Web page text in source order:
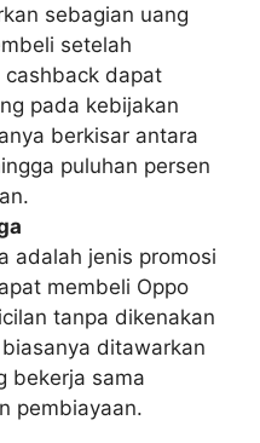
sebagian uang
setelah
cashback dapat
pada kebijakan
berkisar antara
puluhan persen
adalah jenis promosi
membeli Oppo
tanpa dikenakan
ditawarkan
bekerja sama
pembiayaan.